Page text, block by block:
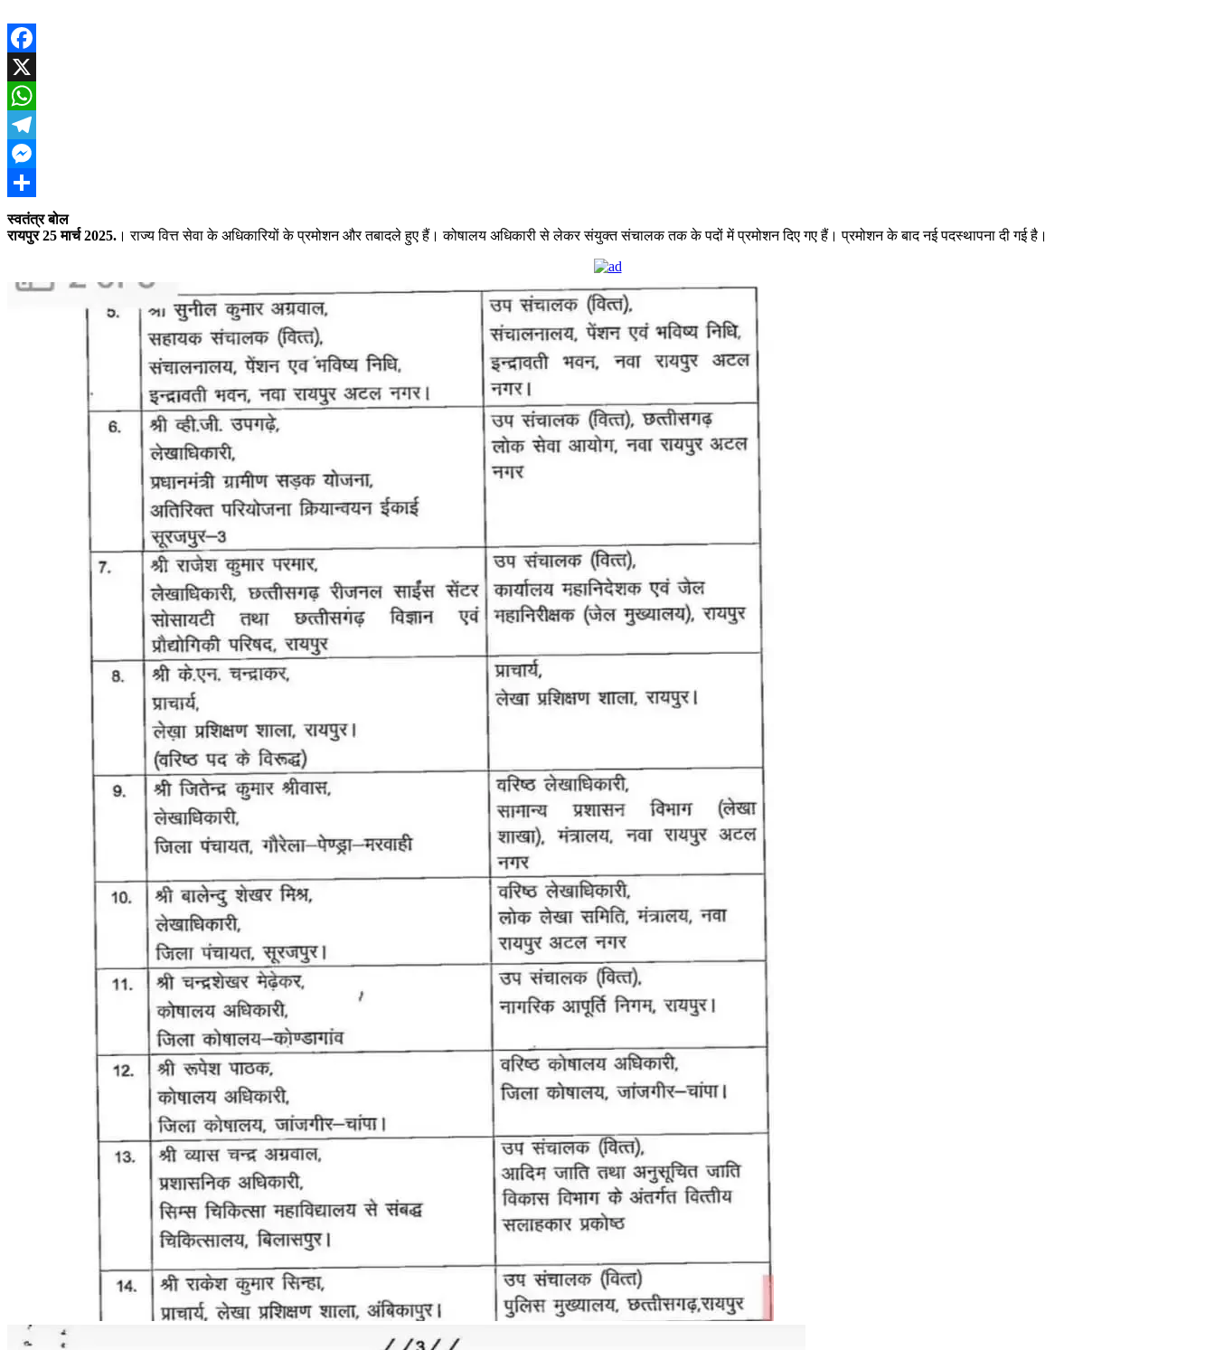
Facebook
X
WhatsApp
Telegram
Messenger
Share
स्वतंत्र बोल
रायपुर 25 मार्च 2025. । राज्य वित्त सेवा के अधिकारियों के प्रमोशन और तबादले हुए हैं। कोषालय अधिकारी से लेकर संयुक्त संचालक तक के पदों में प्रमोशन दिए गए हैं। प्रमोशन के बाद नई पदस्थापना दी गई है।